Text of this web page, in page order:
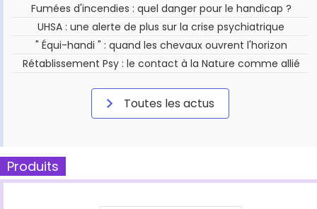
Fumées d'incendies : quel danger pour le handicap ?
UHSA : une alerte de plus sur la crise psychiatrique
" Équi-handi " : quand les chevaux ouvrent l'horizon
Rétablissement Psy : le contact à la Nature comme allié
Toutes les actus
Produits